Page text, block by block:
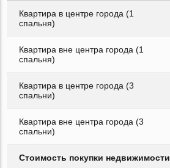
Квартира в центре города (1
спальня)
Квартира вне центра города (1
спальня)
Квартира в центре города (3
спальни)
Квартира вне центра города (3
спальни)
Стоимость покупки недвижимости